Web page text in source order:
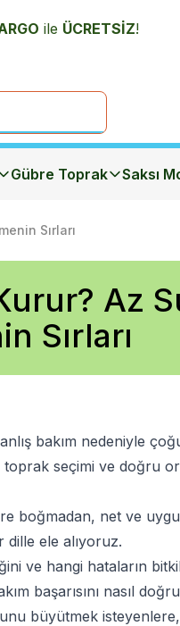
ile ÜCRETSİZ!
Gübre Toprak Saksı
Sırları
Az
Sırları
bakım nedeniyle
seçimi ve doğru
boğmadan, net ve
dille ele alıyoruz.
ve hangi hataların
başarısını nasıl
büyütmek